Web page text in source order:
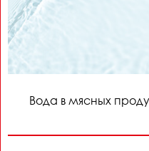
Вода в мясных